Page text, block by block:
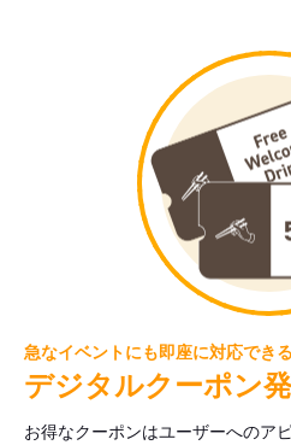
急なイベントにも即座に対応できる
デジタルクーポン
お得なクーポンはユーザーへのア